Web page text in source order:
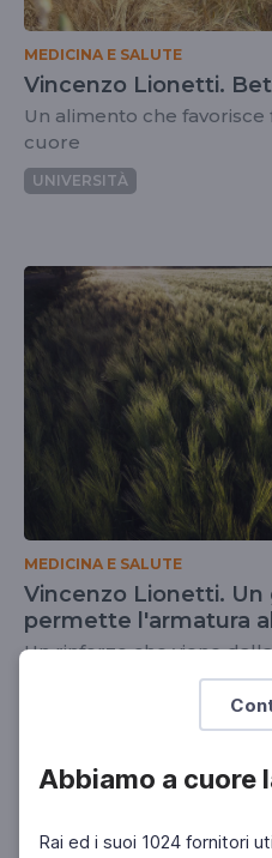
Abbiamo a cuore
Rai ed i suoi 1024 fornitori
MEDICINA E SALUTE
Vincenzo Lionetti.
Un alimento che
cuore
UNIVERSITÀ
MEDICINA E SALUTE
Vincenzo Lionetti. Un
permette l'armatura
Un rinforzo che viene